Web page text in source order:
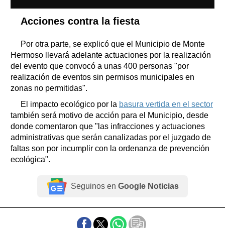
Acciones contra la fiesta
Por otra parte, se explicó que el Municipio de Monte
Hermoso llevará adelante actuaciones por la realización
del evento que convocó a unas 400 personas "por
realización de eventos sin permisos municipales en
zonas no permitidas".
El impacto ecológico por la basura vertida en el sector
también será motivo de acción para el Municipio, desde
donde comentaron que "las infracciones y actuaciones
administrativas que serán canalizadas por el juzgado de
faltas son por incumplir con la ordenanza de prevención
ecológica".
Seguinos en Google Noticias